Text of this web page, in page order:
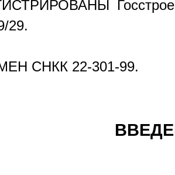
29.
СНКК 22-301-99.